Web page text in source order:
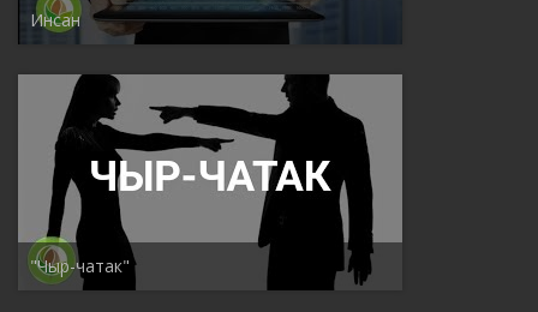
Инсан
"Чыр-чатак"